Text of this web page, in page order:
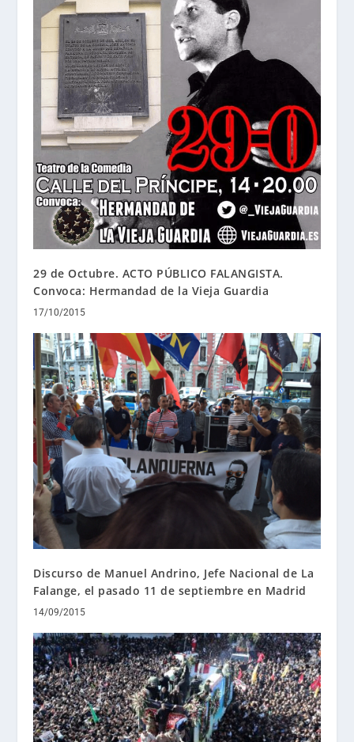
29 de Octubre. ACTO PÚBLICO FALANGISTA.
Convoca: Hermandad de la Vieja Guardia
17/10/2015
Discurso de Manuel Andrino, Jefe Nacional de La
Falange, el pasado 11 de septiembre en Madrid
14/09/2015